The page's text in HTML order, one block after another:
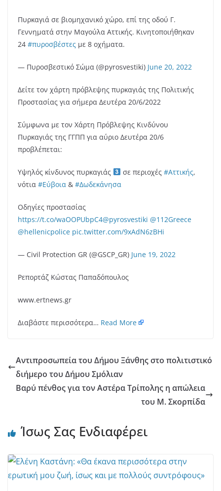
Πυρκαγιά σε βιομηχανικό χώρο, επί της οδού Γ.
Γεννηματά στην Μαγούλα Αττικής. Κινητοποιήθηκαν
24 #πυροσβέστες με 8 οχήματα.
— Πυροσβεστικό Σώμα (@pyrosvestiki) June 20, 2022
Δείτε τον χάρτη πρόβλεψης πυρκαγιάς της Πολιτικής
Προστασίας για σήμερα Δευτέρα 20/6/2022
Σύμφωνα με τον Χάρτη Πρόβλεψης Κινδύνου
Πυρκαγιάς της ΓΓΠΠ για αύριο Δευτέρα 20/6
προβλέπεται:
Yψηλός κίνδυνος πυρκαγιάς σε περιοχές #Αττικής,
νότια #Εύβοια & #Δωδεκάνησα
Οδηγίες προστασίας
https://t.co/waOOPUbpC4@pyrosvestiki @112Greece
@hellenicpolice pic.twitter.com/9xAdN6zBHi
— Civil Protection GR (@GSCP_GR) June 19, 2022
Ρεπορτάζ Κώστας Παπαδόπουλος
www.ertnews.gr
Διαβάστε περισσότερα… Read More
Αντιπροσωπεία του Δήμου Ξάνθης στο πολιτιστικό
διήμερο του Δήμου Σμόλιαν
Βαρύ πένθος για τον Αστέρα Τρίπολης η απώλεια
του Μ. Σκορπίδα
Ίσως Σας Ενδιαφέρει